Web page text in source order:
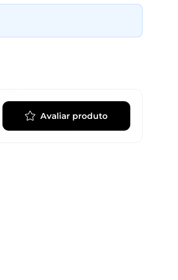
Avaliar produto